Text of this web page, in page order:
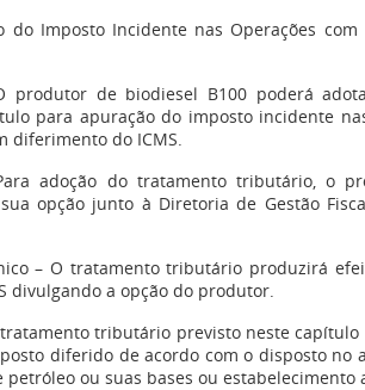
do Imposto Incidente nas Operações com
produtor de biodiesel B100 poderá
para apuração do imposto incidente
diferimento do ICMS.
adoção do tratamento tributário, o
opção junto à Diretoria de Gestão
– O tratamento tributário produzirá
divulgando a opção do produtor.
tributário previsto neste capítulo
diferido de acordo com o disposto no
petróleo ou suas bases ou estabelecimento